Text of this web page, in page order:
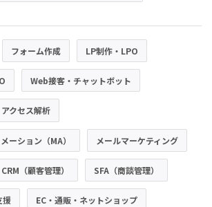
フォーム作成 LP制作・LPO
Web接客・チャットボット
アクセス解析
ーション（MA） メールマーケティング
CRM（顧客管理） SFA（商談管理）
援 EC・通販・ネットショップ